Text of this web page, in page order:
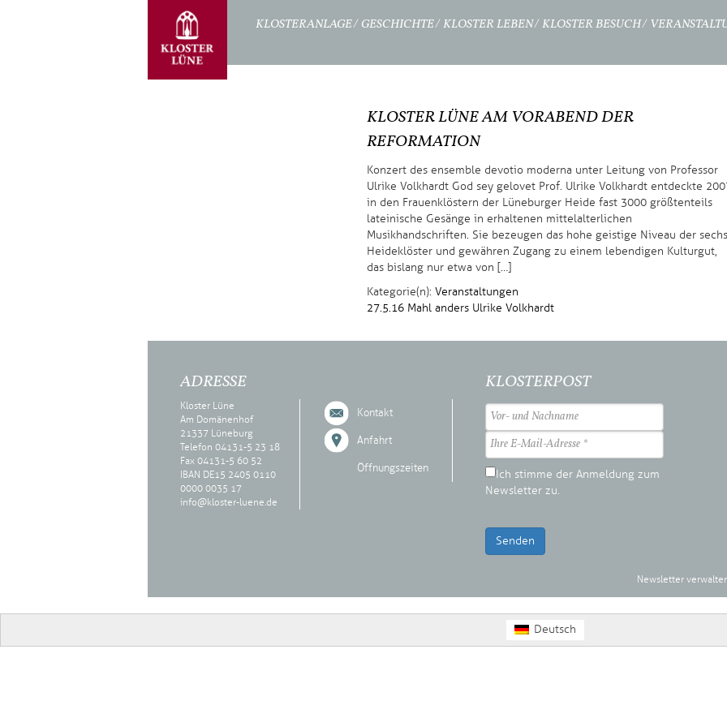
STARTSEITE KLOSTERANLAGE GESCHICHTE KLOSTER LEBEN KLOSTER BESUCH
KLOSTER LÜNE AM VORABEND DER
REFORMATION
Konzert des ensemble devotio moderna unter Leitung von Professor
Ulrike Volkhardt God sey gelovet Prof. Ulrike Volkhardt entdeckte
in den Frauenklöstern der Lüneburger Heide fast 3000 größtenteils
lateinische Gesänge in erhaltenen mittelalterlichen
Musikhandschriften. Sie bezeugen das hohe geistige Niveau der sechs
Heideklöster und gewähren Zugang zu einem lebendigen Kulturgut,
das bislang nur etwa von […]
Kategorie(n): Veranstaltungen
27.5.16 Mahl anders Ulrike Volkhardt
ADRESSE
Kloster Lüne
Am Domänenhof
21337 Lüneburg
Telefon 04131-5 23 18
Fax 04131-5 60 52
IBAN DE15 2405 0110
0000 0035 17
info@kloster-luene.de
Kontakt
Anfahrt
Öffnungszeiten
KLOSTERPOST
Ich stimme der Anmeldung zum
Newsletter zu.
Senden
Newsletter
Deutsch